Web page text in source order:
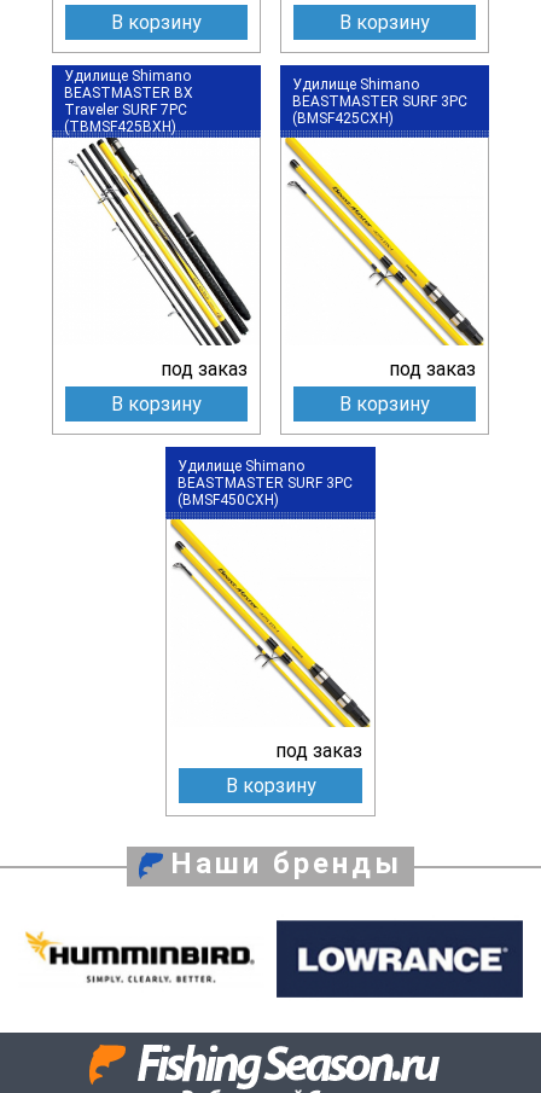
В корзину
В корзину
Удилище Shimano
BEASTMASTER BX
Traveler SURF 7PC
(TBMSF425BXH)
под заказ
В корзину
Удилище Shimano
BEASTMASTER SURF 3PC
(BMSF425CXH)
под заказ
В корзину
Удилище Shimano
BEASTMASTER SURF 3PC
(BMSF450CXH)
под заказ
В корзину
Наши бренды